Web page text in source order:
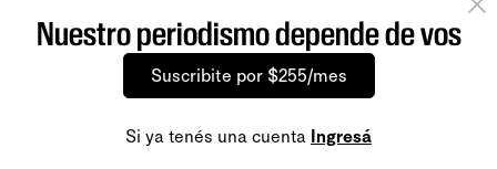
Nuestro periodismo depende de vos
Suscribite por $255/mes
Si ya tenés una cuenta Ingresá